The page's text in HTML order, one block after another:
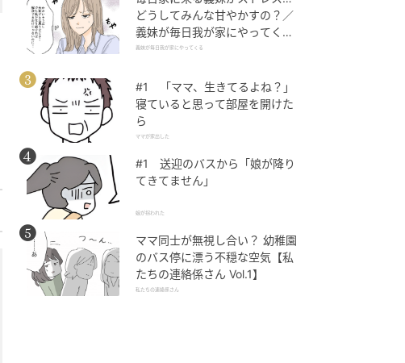
どうしてみんな甘やかすの？／
義妹が毎日我が家にやってくる
（1）【義父母がシンドイんで
義妹が毎日我が家にやってくる
#1 「ママ、生きてるよね？」
寝ていると思って部屋を開けた
ら
ママが家出した
#1 送迎のバスから「娘が降り
てきてません」
娘が拐われた
ママ同士が無視し合い？ 幼稚園
のバス停に漂う不穏な空気【私
たちの連絡係さん Vol.1】
私たちの連絡係さん